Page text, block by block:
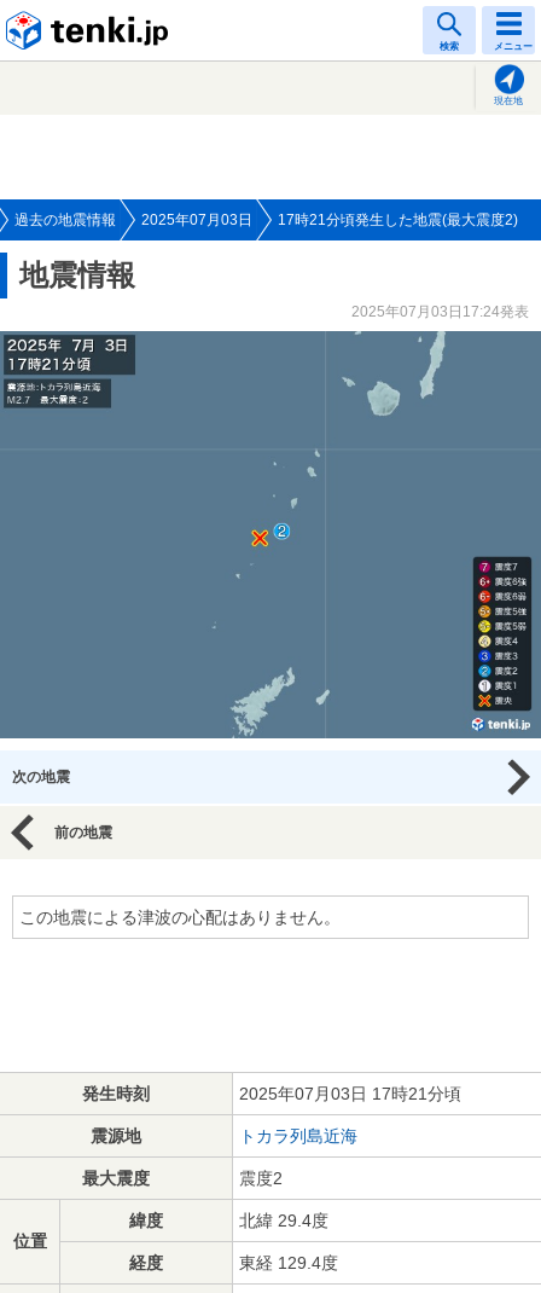
検索 メニュー
現在地
過去の地震情報 2025年07月03日 17時21分頃発生した地震(最大震度2)
地震情報
2025年07月03日17:24発表
次の地震
前の地震
この地震による津波の心配はありません。
発生時刻 2025年07月03日 17時21分頃
震源地 トカラ列島近海
最大震度 震度2
位置
緯度 北緯 29.4度
経度 東経 129.4度